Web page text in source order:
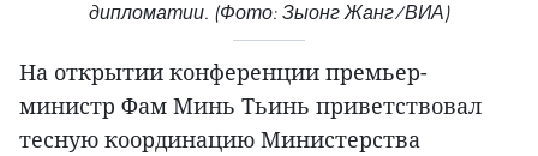
дипломатии. (Фото: Зыонг Жанг/ВИА)
На открытии конференции премьер-
министр Фам Минь Тьинь приветствовал
тесную координацию Министерства